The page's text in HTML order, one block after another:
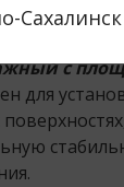
с
для
Сахалинск